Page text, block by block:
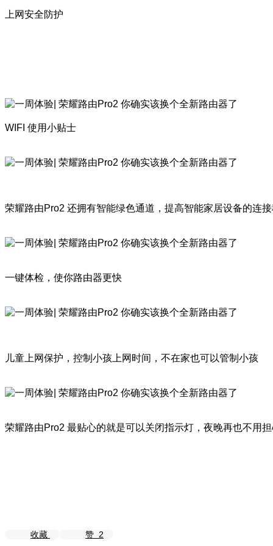
上网安全防护
WIFI 使用小贴士
荣耀路由Pro2 还拥有智能绿色通道，提高智能家居设备的连接
一键体检，使你路由器更快
儿童上网保护，控制小孩上网时间，不在家也可以管制小孩
荣耀路由Pro2 最贴心的就是可以关闭指示灯，夜晚再也不用担
收藏 赞 2